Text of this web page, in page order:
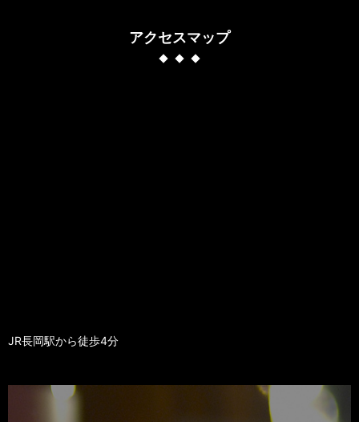
アクセスマップ
JR長岡駅から徒歩4分